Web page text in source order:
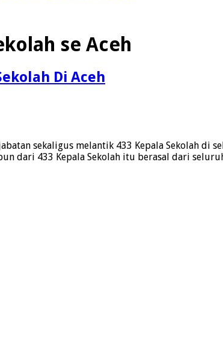
se Aceh
Di Aceh
sekaligus melantik 433 Kepala Sekolah di
dari 433 Kepala Sekolah itu berasal dari